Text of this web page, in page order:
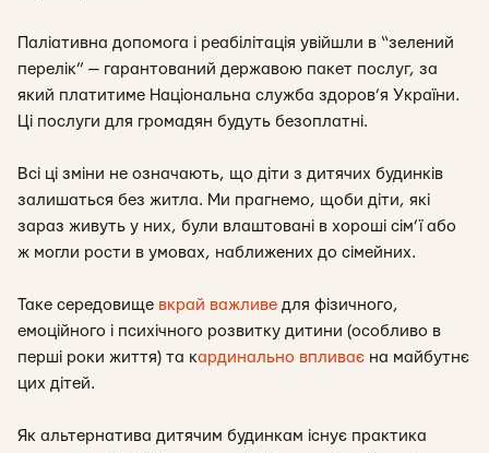
Паліативна допомога і реабілітація увійшли в “зелений
перелік” — гарантований державою пакет послуг, за
який платитиме Національна служба здоров’я України.
Ці послуги для громадян будуть безоплатні.
Всі ці зміни не означають, що діти з дитячих будинків
залишаться без житла. Ми прагнемо, щоби діти, які
зараз живуть у них, були влаштовані в хороші сім’ї або
ж могли рости в умовах, наближених до сімейних.
Таке середовище вкрай важливе для фізичного,
емоційного і психічного розвитку дитини (особливо в
перші роки життя) та кардинально впливає на майбутнє
цих дітей.
Як альтернатива дитячим будинкам існує практика